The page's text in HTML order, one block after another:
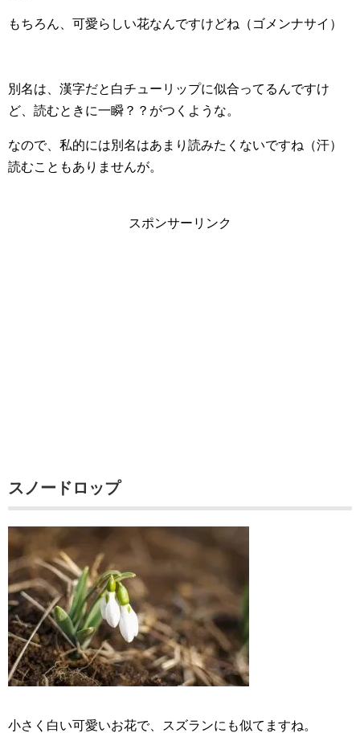
もちろん、可愛らしい花なんですけどね（ゴメンナサイ）
別名は、漢字だと白チューリップに似合ってるんですけ
ど、読むときに一瞬？？がつくような。
なので、私的には別名はあまり読みたくないですね（汗）
読むこともありませんが。
スポンサーリンク
スノードロップ
小さく白い可愛いお花で、スズランにも似てますね。